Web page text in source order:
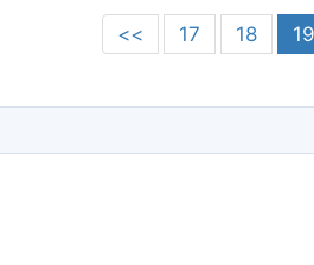
<< 17 18 19